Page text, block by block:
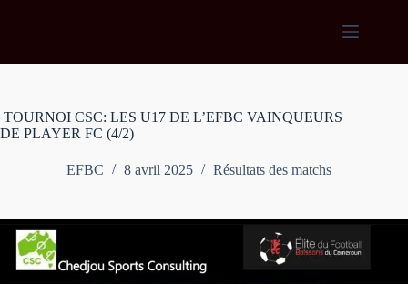
TOURNOI CSC: LES U17 DE L’EFBC VAINQUEURS
DE PLAYER FC (4/2)
EFBC 8 avril 2025 Résultats des matchs